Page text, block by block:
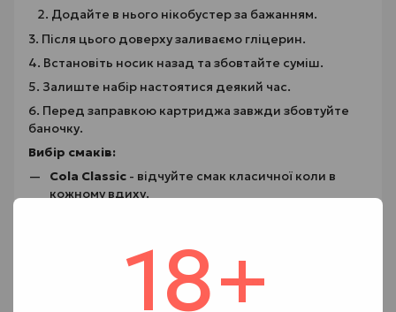
18+
Додайте в нього нікобустер за бажанням.
3. Після цього доверху заливаємо гліцерин.
4. Встановіть носик назад та збовтайте суміш.
5. Залиште набір настоятися деякий час.
6. Перед заправкою картриджа завжди збовтуйте
баночку.
Вибір смаків:
Cola Classic - відчуйте смак класичної коли в
кожному вдиху.
блакитної малини.
- погрузіться в ароматну екзотику з
поєднанням соковитої гуави та солодкого